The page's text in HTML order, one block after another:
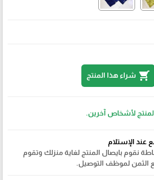
shopping_cart شراء هذا المنتج
لأشخاص آخرين.
عند الإستلام
نقوم بايصال المنتج لغاية منزلك وتقوم
الثمن لموظف التوصيل.